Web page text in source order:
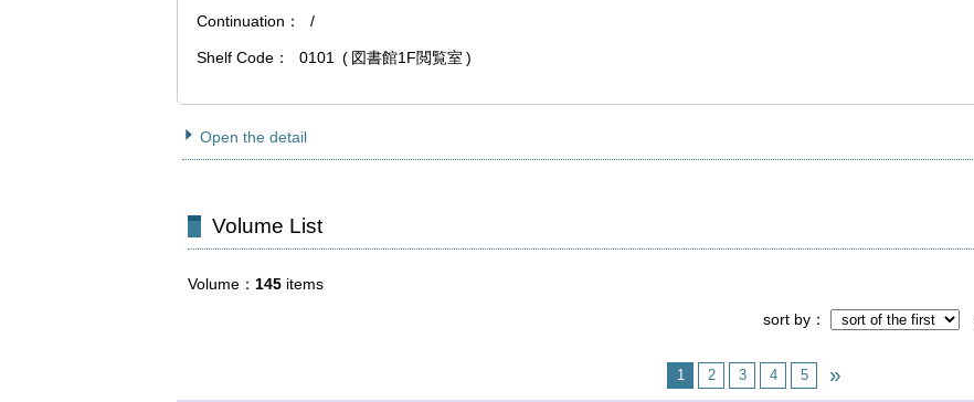
Continuation
/
Shelf Code 0101 図書館1F閲覧室
Open the detail
Volume List
Volume 145 items
sort by
1 2 3 4 5